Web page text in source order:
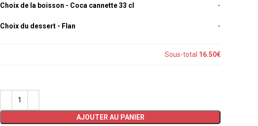
Choix de la boisson - Coca cannette 33 cl -
Choix du dessert - Flan -
Sous-total 16.50€
AJOUTER AU PANIER